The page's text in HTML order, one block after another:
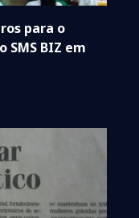
para o
SMS BIZ em